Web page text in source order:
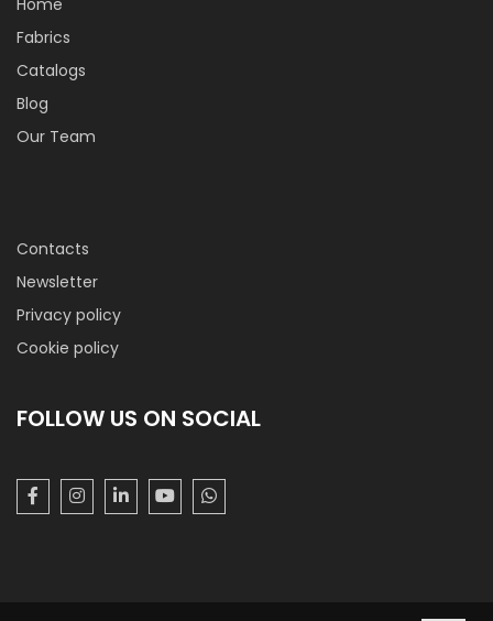
Home
Fabrics
Catalogs
Blog
Our Team
Contacts
Newsletter
Privacy policy
Cookie policy
FOLLOW US ON SOCIAL